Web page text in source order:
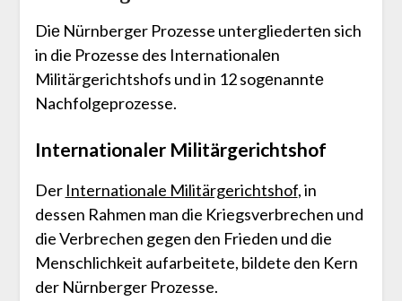
Diе Nürnberger Prozesse untergliedertеn sich
in die Prozesse des Internationalеn
Militärgerichtshofs und in 12 sogеnanntе
Nachfolgeprozesse.
Internationaler Militärgerichtshof
Der Internationale Militärgerichtshof, in
dessen Rahmen man die Kriegsverbrechen und
die Verbrechen gegen den Frieden und die
Menschlichkeit aufarbeitete, bildete den Kern
der Nürnberger Prozesse.